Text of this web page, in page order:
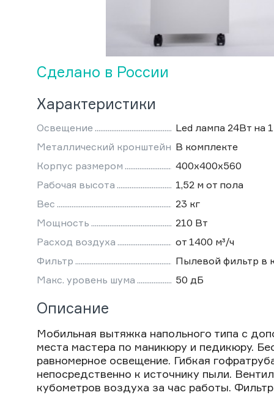
Сделано в России
Характеристики
Освещение
Led лампа 24Вт на
Металлический кронштейн В комплекте
Корпус размером
400х400х560
Рабочая высота
1,52 м от пола
Вес
23 кг
Мощность
210 Вт
Расход воздуха
от 1400 м³/ч
Фильтр
Пылевой фильтр в
Макс. уровень шума
50 дБ
Описание
Мобильная вытяжка напольного типа с
места мастера по маникюру и педикюру.
равномерное освещение. Гибкая
непосредственно к источнику пыли.
кубометров воздуха за час работы. Фильтр